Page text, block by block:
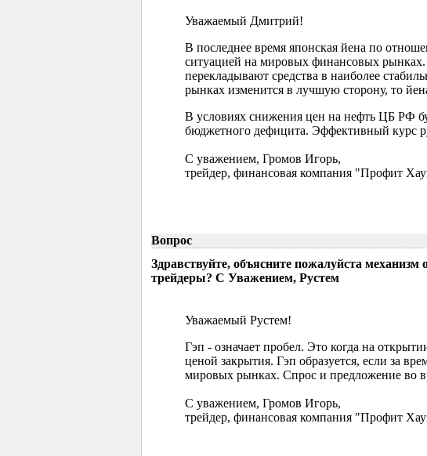
Уважаемый Дмитрий!
В последнее время японская йена по
ситуацией на мировых финансовых
перекладывают средства в наиболее
рынках изменится в лучшую сторону, то
В условиях снижения цен на нефть ЦБ РФ
бюджетного дефицита. Эффективный курс
С уважением, Громов Игорь,
трейдер, финансовая компания "Профит
Вопрос
Здравствуйте, объясните пожалуйста
трейдеры? С Уважением, Рустем
Уважаемый Рустем!
Гэп - означает пробел. Это когда на
ценой закрытия. Гэп образуется, если за
мировых рынках. Спрос и предложение во
С уважением, Громов Игорь,
трейдер, финансовая компания "Профит